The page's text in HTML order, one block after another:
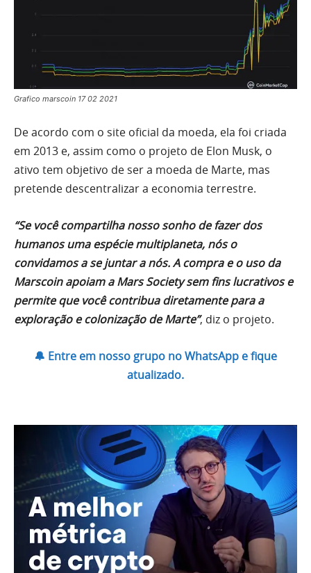
Grafico marscoin 17 02 2021
De acordo com o site oficial da moeda, ela foi criada
em 2013 e, assim como o projeto de Elon Musk, o
ativo tem objetivo de ser a moeda de Marte, mas
pretende descentralizar a economia terrestre.
“Se você compartilha nosso sonho de fazer dos
humanos uma espécie multiplaneta, nós o
convidamos a se juntar a nós.A compra e o uso da
Marscoin apoiam a Mars Society sem fins lucrativos e
permite que você contribua diretamente para a
exploração e colonização de Marte”, diz o projeto.
🔔 Entre em nosso grupo no WhatsApp e fique
atualizado.